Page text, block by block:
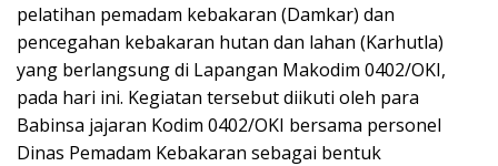
pelatihan pemadam kebakaran (Damkar) dan
pencegahan kebakaran hutan dan lahan (Karhutla)
yang berlangsung di Lapangan Makodim 0402/OKI,
pada hari ini. Kegiatan tersebut diikuti oleh para
Babinsa jajaran Kodim 0402/OKI bersama personel
Dinas Pemadam Kebakaran sebagai bentuk